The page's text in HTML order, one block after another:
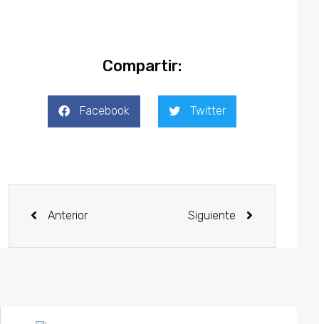
Compartir:
Facebook Twitter
Anterior Siguiente